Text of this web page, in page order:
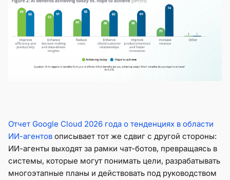
Отчет Google Cloud 2026 года о тенденциях в области
ИИ-агентов описывает тот же сдвиг с другой стороны:
ИИ-агенты выходят за рамки чат-ботов, превращаясь в
системы, которые могут понимать цели, разрабатывать
многоэтапные планы и действовать под руководством